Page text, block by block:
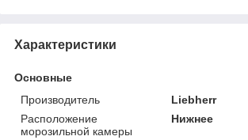
Характеристики
Основные
Производитель
Liebherr
Расположение
морозильной камеры
Нижнее